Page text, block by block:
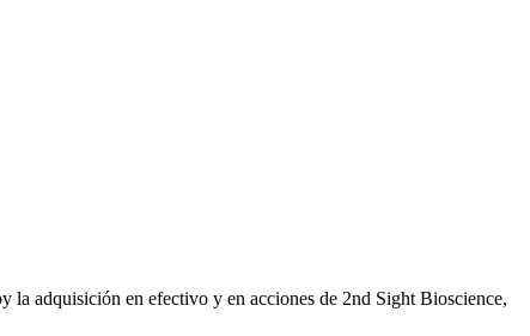
la adquisición en efectivo y en acciones de 2nd Sight Bioscience,